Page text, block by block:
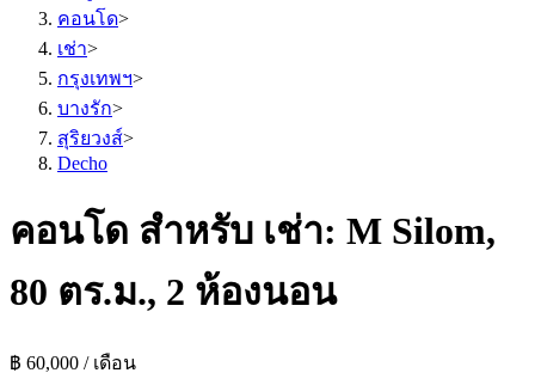
คอนโด>
เช่า>
กรุงเทพฯ>
บางรัก>
สุริยวงส์>
Decho
คอนโด สำหรับ เช่า: M Silom,
80 ตร.ม., 2 ห้องนอน
฿ 60,000 / เดือน